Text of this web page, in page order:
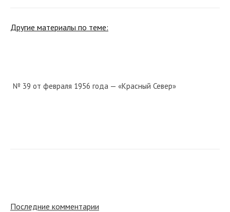
Другие материалы по теме:
№ 39 от февраля 1956 года — «Красный Север»
Последние комментарии